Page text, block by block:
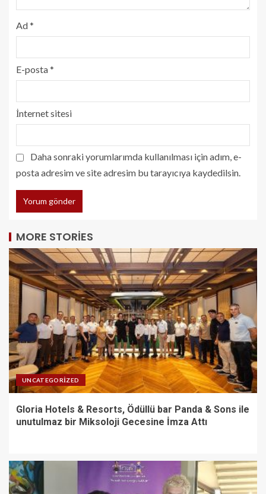
Ad*
E-posta*
İnternet sitesi
Daha sonraki yorumlarımda kullanılması için adım, e-
posta adresim ve site adresim bu tarayıcıya kaydedilsin.
MORE STORIES
UNCATEGORIZED
Gloria Hotels & Resorts, Ödüllü bar Panda & Sons ile
unutulmaz bir Miksoloji Gecesine İmza Attı